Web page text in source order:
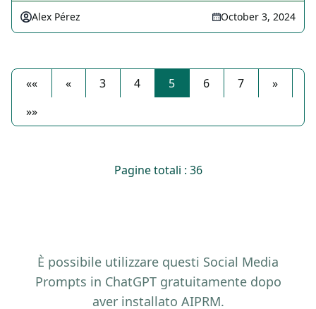
Alex Pérez October 3, 2024
«« « 3 4 5 6 7
»
»»
Pagine totali : 36
È possibile utilizzare questi Social Media
Prompts in ChatGPT gratuitamente dopo
aver installato AIPRM.